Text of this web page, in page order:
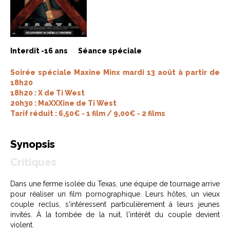
Interdit -16 ans Séance spéciale
Soirée spéciale Maxine Minx mardi 13 août à partir de
18h20
18h20 : X de Ti West
20h30 : MaXXXine de Ti West
Tarif réduit : 6,50€ - 1 film / 9,00€ - 2 films
Synopsis
Dans une ferme isolée du Texas, une équipe de tournage arrive
pour réaliser un film pornographique. Leurs hôtes, un vieux
couple reclus, s'intéressent particulièrement à leurs jeunes
invités. À la tombée de la nuit, l'intérêt du couple devient
violent.